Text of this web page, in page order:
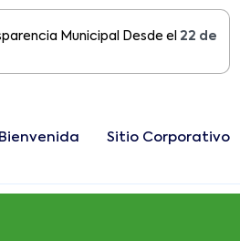
Municipal Desde el22 de Agosto
Sitio Corporativo